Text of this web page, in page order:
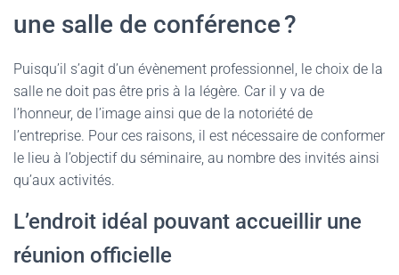
une salle de conférence ?
Puisqu’il s’agit d’un évènement professionnel, le choix de la
salle ne doit pas être pris à la légère. Car il y va de
l’honneur, de l’image ainsi que de la notoriété de
l’entreprise. Pour ces raisons, il est nécessaire de conformer
le lieu à l’objectif du séminaire, au nombre des invités ainsi
qu’aux activités.
L’endroit idéal pouvant accueillir une
réunion officielle